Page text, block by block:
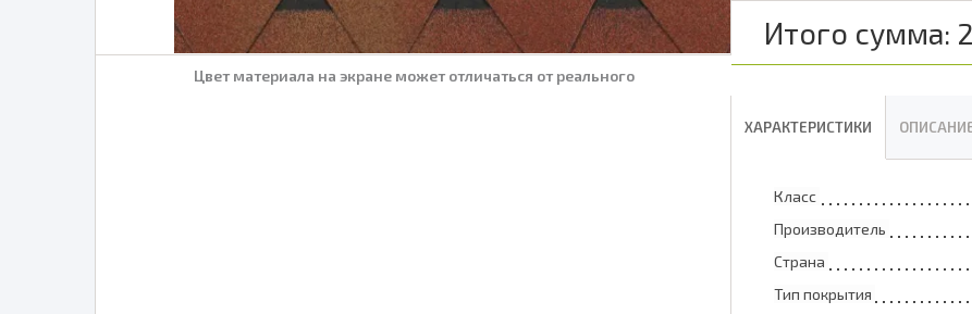
Цвет материала на экране может отличаться от реального
Итого сумма:
ХАРАКТЕРИСТИКИ
Класс
Производитель
Страна
Тип покрытия